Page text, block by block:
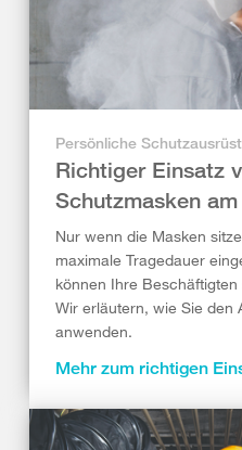
Persönliche
Richtiger Einsatz
Schutzmasken
Nur wenn die Masken
maximale Tragedauer
können Ihre
Wir erläutern, wie Sie den
anwenden.
Mehr zum richtigen